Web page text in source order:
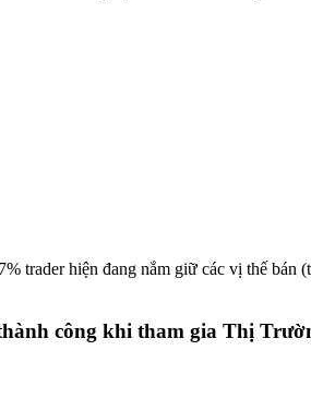
trader hiện đang nắm giữ các vị thế bán
công khi tham gia Thị